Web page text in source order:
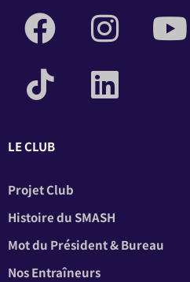
LE CLUB
Projet Club
Histoire du SMASH
Mot du Président & Bureau
Nos Entraîneurs